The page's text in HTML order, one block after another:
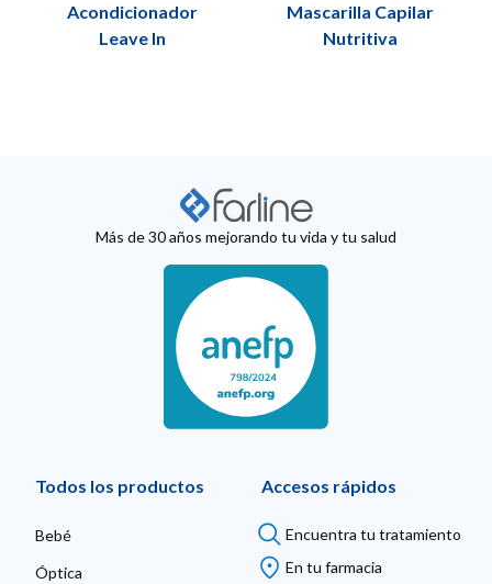
Acondicionador
Leave In
Mascarilla Capilar
Nutritiva
Más de 30 años mejorando tu vida y tu salud
Todos los productos
Bebé
Óptica
Accesos rápidos
Encuentra tu tratamiento
En tu farmacia